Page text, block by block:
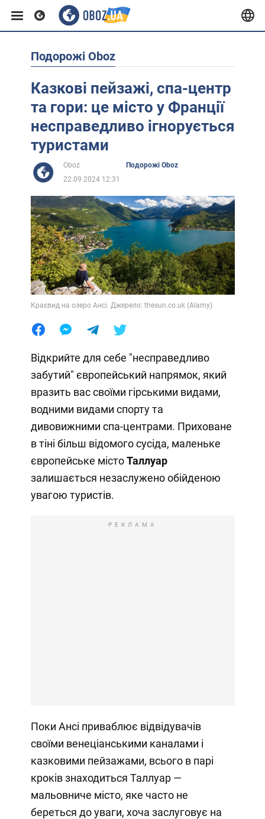
Європа
США
Африка
Життя
Лайфхаки
Подорожі Oboz
Казкові пейзажі, спа-центр
та гори: це місто у Франції
несправедливо ігнорується
туристами
Oboz
Подорожі Oboz
22.09.2024 12:31
Краєвид на озеро Ансі. Джерело: thesun.co.uk (Alamy)
Відкрийте для себе "несправедливо
забутий" європейський напрямок, який
вразить вас своїми гірськими видами,
водними видами спорту та
дивовижними спа-центрами. Приховане
в тіні більш відомого сусіда, маленьке
європейське містоТаллуар
залишається незаслужено обійденою
увагою туристів.
РЕКЛАМА
Поки Ансі приваблює відвідувачів
своїми венеціанськими каналами і
казковими пейзажами, всього в парі
кроків знаходиться Таллуар —
мальовниче місто, яке часто не
береться до уваги, хоча заслуговує на